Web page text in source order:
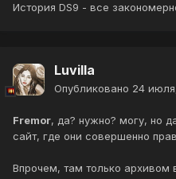
История DS9 - все
Luvilla
Опубликовано 24
Fremor, да? нужно? могу, но
сайт, где они совершенно
Впрочем, там только архивом